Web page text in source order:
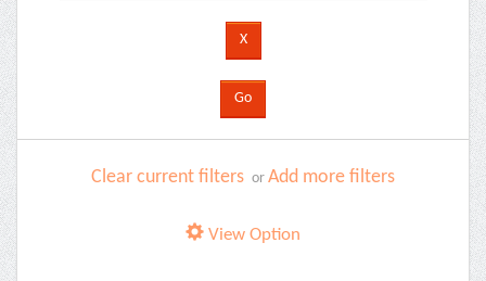
Clear current filters or Add more filters
View Option